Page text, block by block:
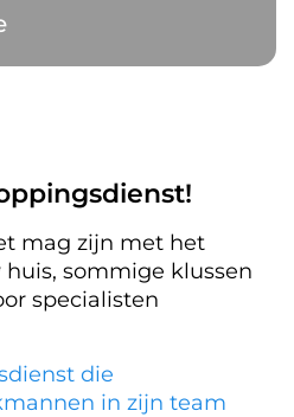
mag zijn met het
sommige klussen
specialisten
die
in zijn team